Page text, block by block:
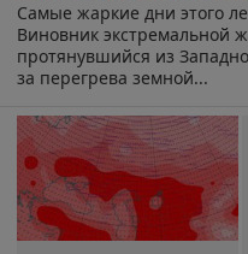
Самые жаркие дни этого
Виновник экстремальной
протянувшийся из
за перегрева земной...